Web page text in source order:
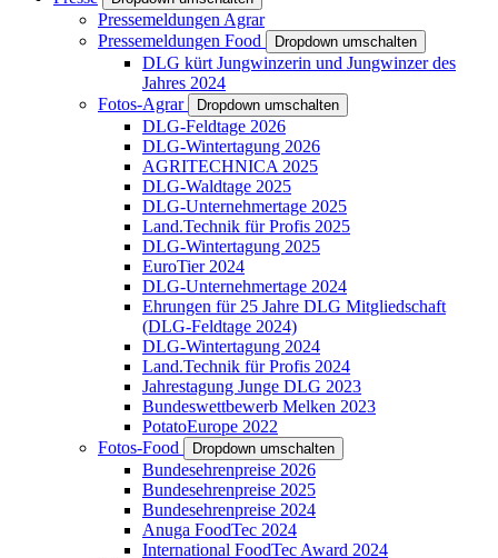
Pressemeldungen Agrar
Pressemeldungen Food
Dropdown umschalten
DLG kürt Jungwinzerin und Jungwinzer des
Jahres 2024
Fotos-Agrar
Dropdown umschalten
DLG-Feldtage 2026
DLG-Wintertagung 2026
AGRITECHNICA 2025
DLG-Waldtage 2025
DLG-Unternehmertage 2025
Land.Technik für Profis 2025
DLG-Wintertagung 2025
EuroTier 2024
DLG-Unternehmertage 2024
Ehrungen für 25 Jahre DLG Mitgliedschaft
(DLG-Feldtage 2024)
DLG-Wintertagung 2024
Land.Technik für Profis 2024
Jahrestagung Junge DLG 2023
Bundeswettbewerb Melken 2023
PotatoEurope 2022
Fotos-Food
Dropdown umschalten
Bundesehrenpreise 2026
Bundesehrenpreise 2025
Bundesehrenpreise 2024
Anuga FoodTec 2024
International FoodTec Award 2024